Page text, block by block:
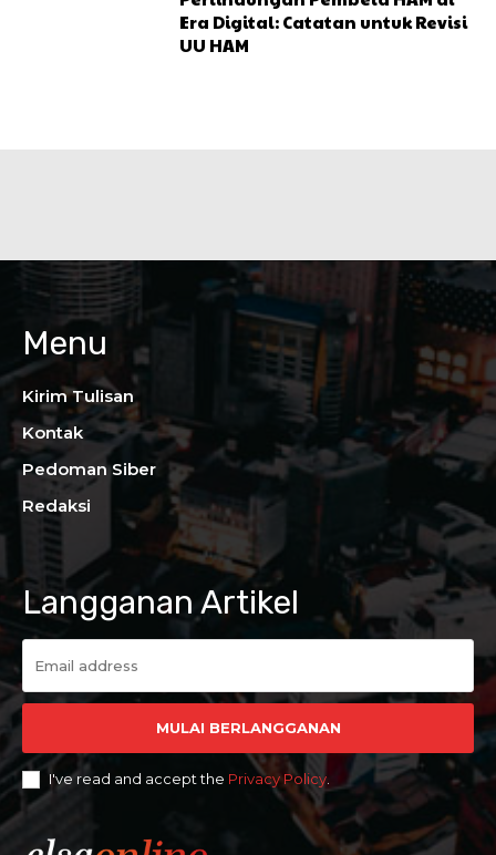
Era Digital: Catatan untuk Revisi
UU HAM
Langganan Artikel
MULAI BERLANGGANAN
I've read and accept the Privacy Policy
Menu
Kirim Tulisan
Kontak
Pedoman Siber
Redaksi